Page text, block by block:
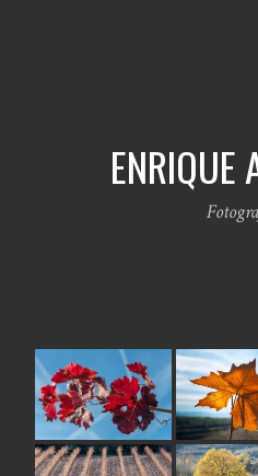
ENRIQUE